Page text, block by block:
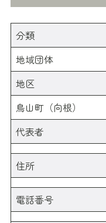
分類
地域団体
地区
鳥山町（向根）
代表者
住所
電話番号